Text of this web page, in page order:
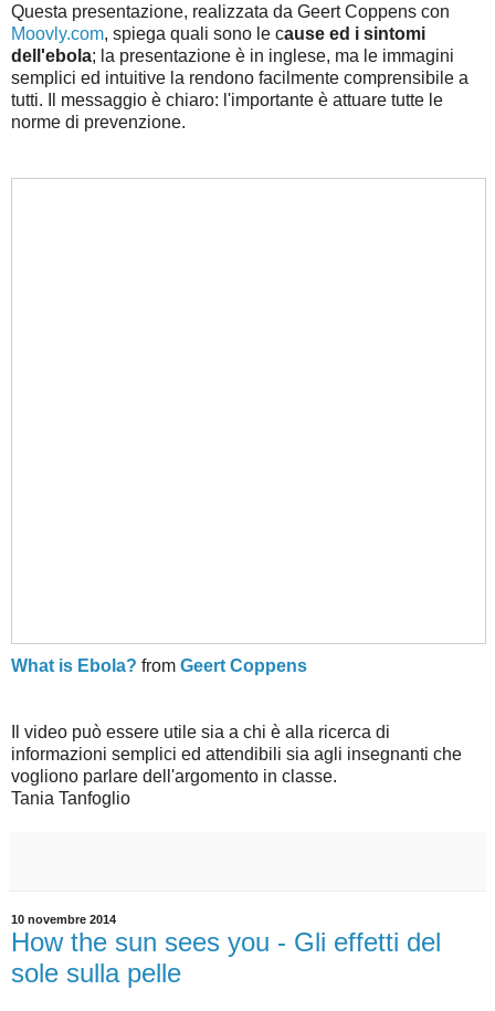
Questa presentazione, realizzata da Geert Coppens con
Moovly.com, spiega quali sono le cause ed i sintomi
dell'ebola; la presentazione è in inglese, ma le immagini
semplici ed intuitive la rendono facilmente comprensibile a
tutti. Il messaggio è chiaro: l'importante è attuare tutte le
norme di prevenzione.
What is Ebola? from Geert Coppens
Il video può essere utile sia a chi è alla ricerca di
informazioni semplici ed attendibili sia agli insegnanti che
vogliono parlare dell'argomento in classe.
Tania Tanfoglio
10 novembre 2014
How the sun sees you - Gli effetti del
sole sulla pelle